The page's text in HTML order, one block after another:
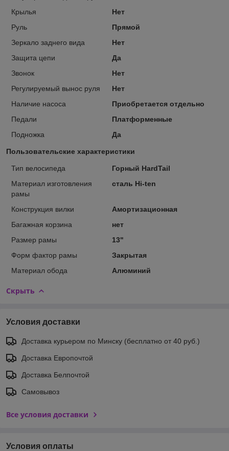
Крылья
Нет
Руль
Прямой
Зеркало заднего вида
Нет
Защита цепи
Да
Звонок
Нет
Регулируемый вынос руля
Нет
Наличие насоса
Приобретается отдельно
Педали
Платформенные
Подножка
Да
Пользовательские характеристики
Тип велосипеда
Горный HardTail
Материал изготовления
рамы
сталь Hi-ten
Конструкция вилки
Амортизационная
Багажная корзина
нет
Размер рамы
13"
Форм фактор рамы
Закрытая
Материал обода
Алюминий
Скрыть
Условия доставки
Доставка курьером по Минску (бесплатно от 40 руб.)
Доставка Европочтой
Доставка Белпочтой
Самовывоз
Все условия доставки
Условия оплаты